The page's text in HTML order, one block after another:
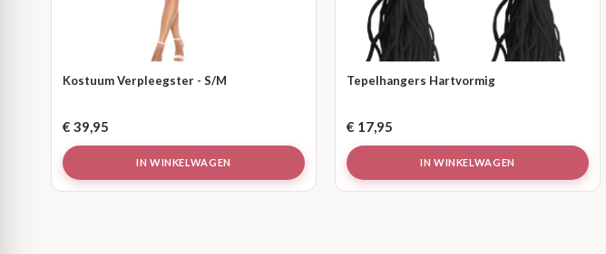
Kostuum Verpleegster - S/M
€ 39,95
IN WINKELWAGEN
Tepelhangers Hartvormig
€ 17,95
IN WINKELWAGEN